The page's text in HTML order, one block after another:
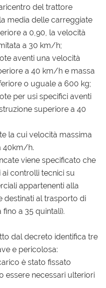
del trattore
media delle carreggiate
a 0,90, la velocità
a 30 km/h;
aventi una velocità
a 40 km/h e massa
o uguale a 600 kg;
per usi specifici aventi
superiore a 40
la cui velocità massima
40km/h.
viene specificato che
controlli tecnici su
appartenenti alla
destinati al trasporto di
a 35 quintali).
dal decreto identifica tre
e pericolosa:
è stato fissato
essere necessari ulteriori